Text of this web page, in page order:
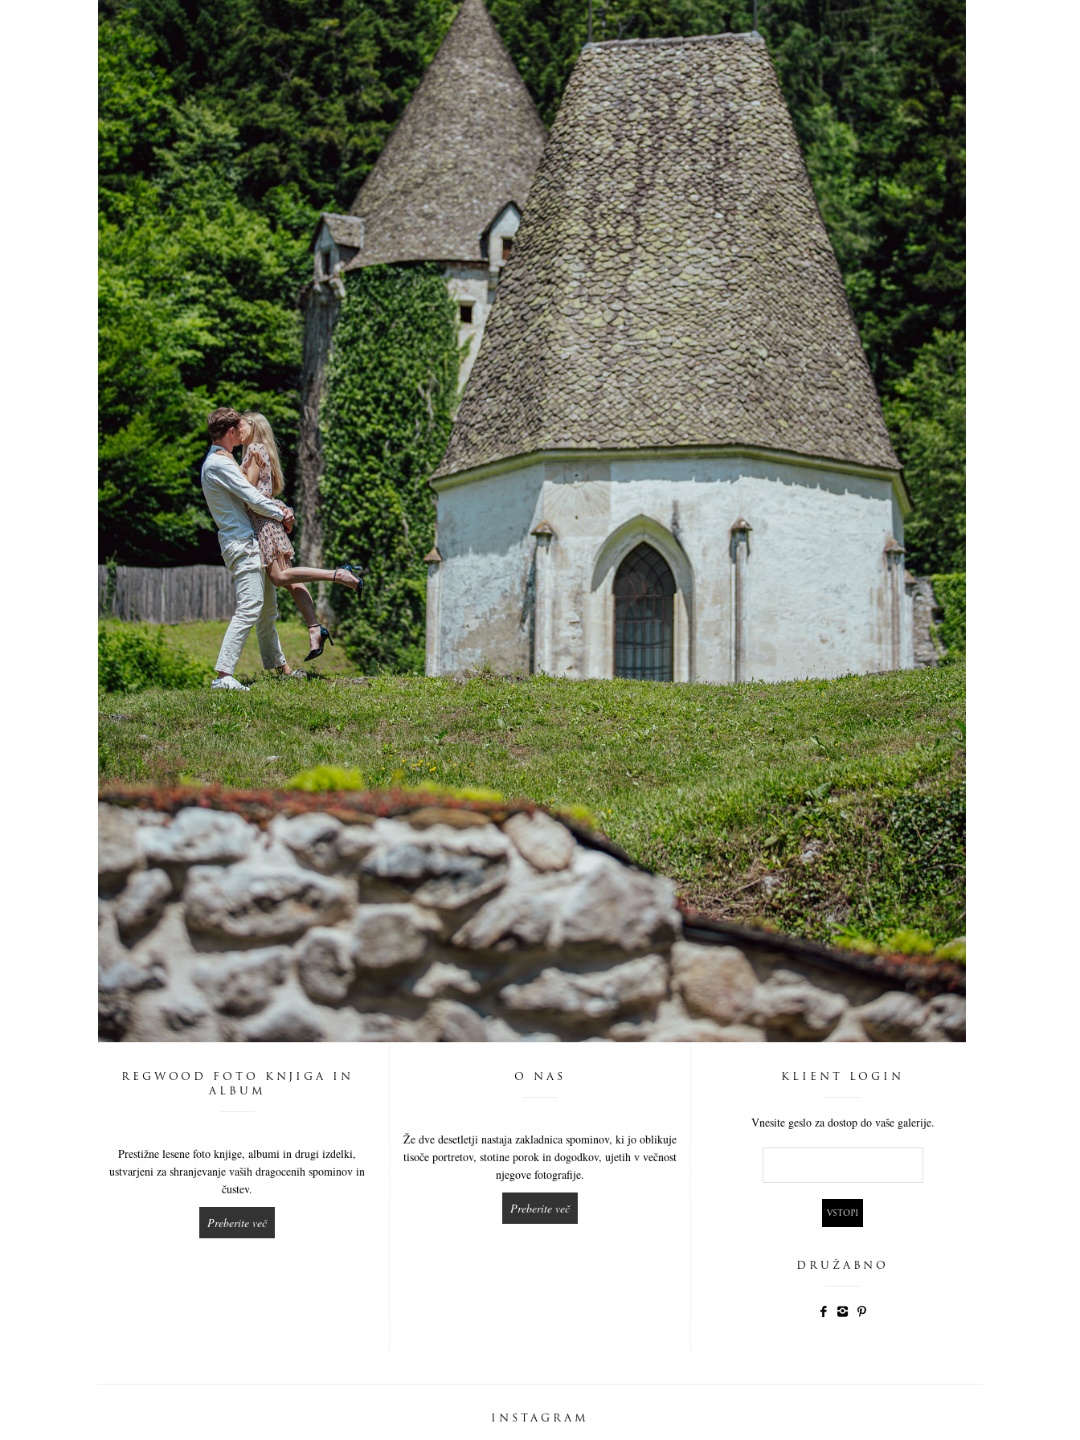
REGWOOD FOTO KNJIGA IN
ALBUM
Prestižne lesene foto knjige, albumi in drugi izdelki,
ustvarjeni za shranjevanje vaših dragocenih spominov in
čustev.
Preberite več
O NAS
Že dve desetletji nastaja zakladnica spominov, ki jo oblikuje
tisoče portretov, stotine porok in dogodkov, ujetih v večnost
njegove fotografije.
Preberite več
KLIENT LOGIN
Vnesite geslo za dostop do vaše galerije.
DRUŽABNO
INSTAGRAM